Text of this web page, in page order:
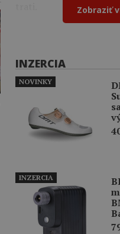
Zobraziť
INZERCIA
NOVINKY
INZERCIA